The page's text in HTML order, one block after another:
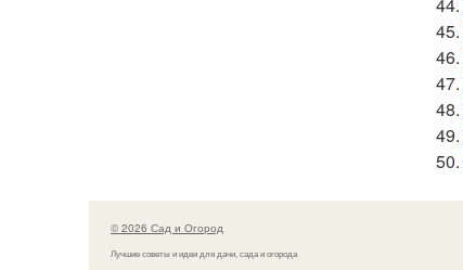
45.
46.
47.
48.
49.
50.
© 2026 Сад и Огород
Лучшие советы и идеи для дачи, сада и огорода